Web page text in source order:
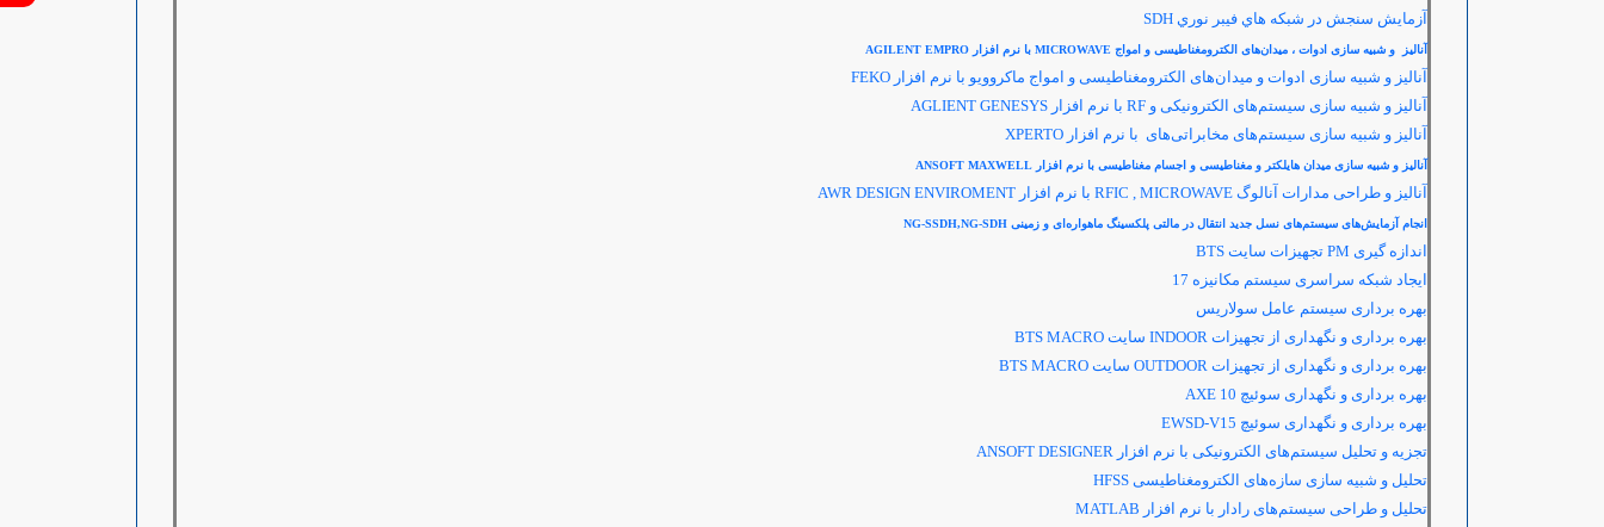
آزمايش سنجش در شبكه هاي فيبر نوري SDH
آنالیز و شبیه سازی ادوات ، میدان‌های الکترومغناطیسی و امواج با نرم افزار AGILENT EMPRO
آنالیز و شبیه سازی ادوات و میدان‌های الکترومغناطیسی و امواج ماکروویو با نرم افزار FEKO
آنالیز و شبیه سازی سیستم‌های الکترونیکی و
با نرم افزار AGLIENT GENESYS
آنالیز و شبیه سازی سیستم‌های مخابراتی‌های با نرم افزار XPERTO
آنالیز و شبیه سازی میدان هایلکتر و مغناطیسی و اجسام مغناطیسی با نرم افزار ANSOFT MAXWELL
آنالیز و طراحی مدارات آنالوگ با نرم افزار AWR DESIGN ENVIROMENT
انجام آزمایش‌های سیستم‌های نسل جدید انتقال در مالتی پلکسینگ ماهواره‌ای و زمینی NG-SSDH,NG-SDH
اندازه گیری تجهیزات سایت BTS
ایجاد شبکه سراسری سیستم مکانیزه 17
بهره برداری سیستم عامل سولاریس
بهره برداری و نگهداری از تجهیزات
سایت BTS MACRO
بهره برداری و نگهداری از تجهیزات
سایت BTS MACRO
بهره برداری و نگهداری سوئیچ AXE 10
بهره برداری و نگهداری سوئیچ EWSD-V15
تجزیه و تحلیل سیستم‌های الکترونیکی با نرم افزار ANSOFT DESIGNER
تحلیل و شبیه سازی سازه‌های الکترومغناطیسی HFSS
تحلیل و طراحی سیستم‌های رادار با نرم افزار MATLAB